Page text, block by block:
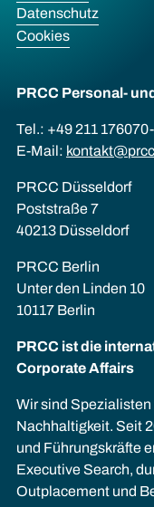
Datenschutz
Cookies
PRCC Personal-
Tel.: +49 211
E-Mail:
PRCC Düsseldorf
Poststraße 7
40213 Düsseldorf
PRCC Berlin
Unter den Linden 10
10117 Berlin
PRCC ist die
Corporate Affairs
Wir sind
Nachhaltigkeit. Seit
und Führungskräfte
Executive Search,
Outplacement und